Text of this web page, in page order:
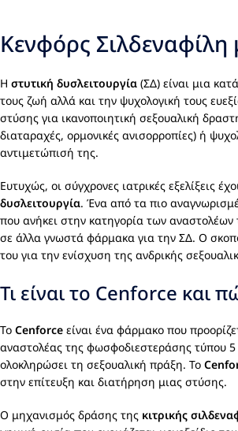
Κενφόρς Σιλδεναφίλη
Η στυτική δυσλειτουργία (ΣΔ) είναι μια
τους ζωή αλλά και την ψυχολογική τους
στύσης για ικανοποιητική σεξουαλική
διαταραχές, ορμονικές ανισορροπίες) ή
αντιμετώπισή της.
Ευτυχώς, οι σύγχρονες ιατρικές εξελίξεις
δυσλειτουργία. Ένα από τα πιο
που ανήκει στην κατηγορία των
σε άλλα γνωστά φάρμακα για την ΣΔ. Ο
του για την ενίσχυση της ανδρικής
Τι είναι το Cenforce και
Το Cenforce είναι ένα φάρμακο που
αναστολέας της φωσφοδιεστεράσης τύπου 5
ολοκληρώσει τη σεξουαλική πράξη. Το
στην επίτευξη και διατήρηση μιας στύσης.
Ο μηχανισμός δράσης της κιτρικής